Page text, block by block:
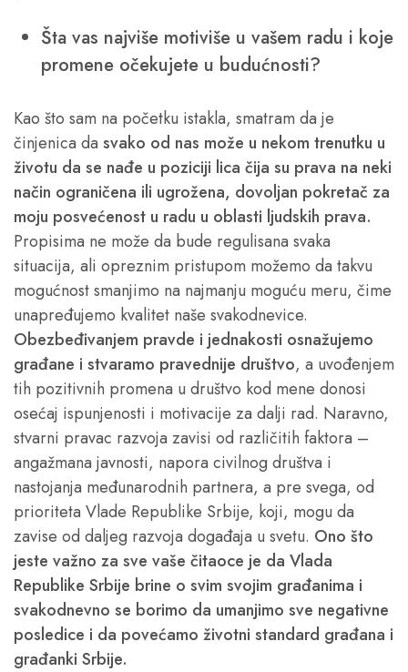
Šta vas najviše motiviše u vašem radu i koje
promene očekujete u budućnosti?
Kao što sam na početku istakla, smatram da je
činjenica da svako od nas može u nekom trenutku u
životu da se nađe u poziciji lica čija su prava na neki
način ograničena ili ugrožena, dovoljan pokretač za
moju posvećenost u radu u oblasti ljudskih prava.
Propisima ne može da bude regulisana svaka
situacija, ali opreznim pristupom možemo da takvu
mogućnost smanjimo na najmanju moguću meru, čime
unapređujemo kvalitet naše svakodnevice.
Obezbeđivanjem pravde i jednakosti osnažujemo
građane i stvaramo pravednije društvo, a uvođenjem
tih pozitivnih promena u društvo kod mene donosi
osećaj ispunjenosti i motivacije za dalji rad. Naravno,
stvarni pravac razvoja zavisi od različitih faktora –
angažmana javnosti, napora civilnog društva i
nastojanja međunarodnih partnera, a pre svega, od
prioriteta Vlade Republike Srbije, koji, mogu da
zavise od daljeg razvoja događaja u svetu. Ono što
jeste važno za sve vaše čitaoce je da Vlada
Republike Srbije brine o svim svojim građanima i
svakodnevno se borimo da umanjimo sve negativne
posledice i da povećamo životni standard građana i
građanki Srbije.